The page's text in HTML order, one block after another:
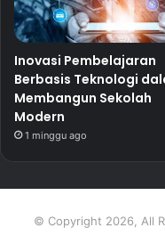
Inovasi Pembelajaran
Berbasis Teknologi
Membangun Sekolah
Modern
1 minggu ago
© Copyright 2026, All